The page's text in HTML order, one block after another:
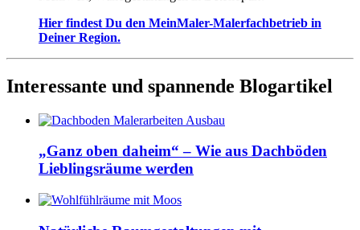
Hier findest Du den MeinMaler-Malerfachbetrieb in
Deiner Region.
Interessante und spannende Blogartikel
„Ganz oben daheim“ – Wie aus Dachböden
Lieblingsräume werden